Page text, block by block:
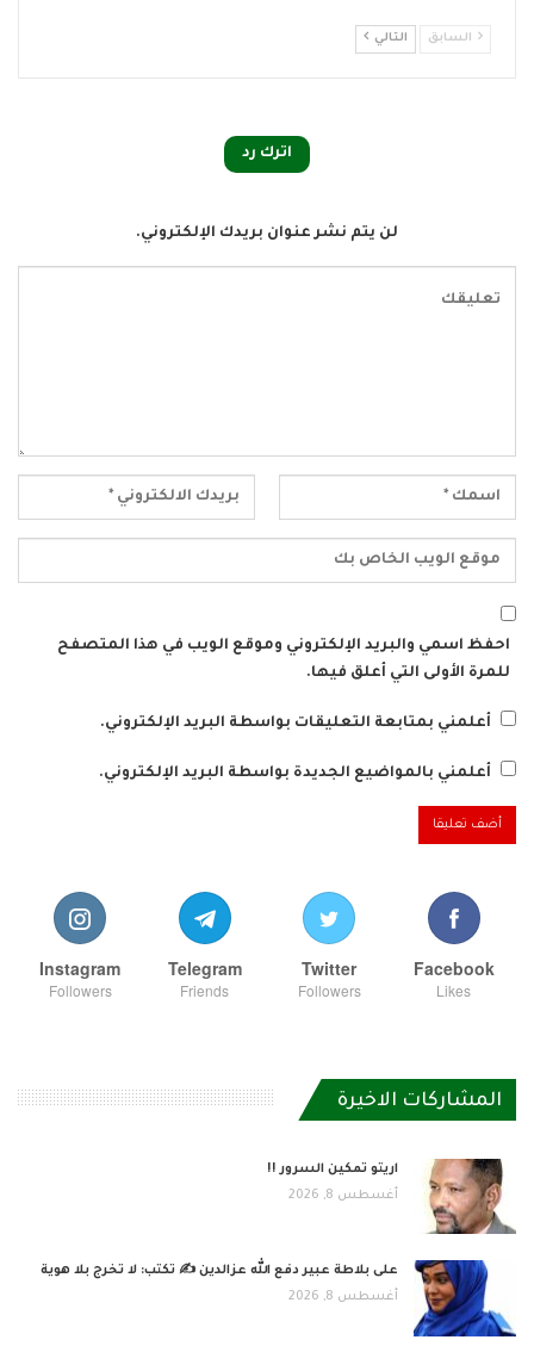
السابق التالي
اترك رد
لن يتم نشر عنوان بريدك الإلكتروني.
احفظ اسمي والبريد الإلكتروني وموقع الويب في هذا المتصفح
للمرة الأولى التي أعلق فيها.
أعلمني بمتابعة التعليقات بواسطة البريد الإلكتروني.
أعلمني بالمواضيع الجديدة بواسطة البريد الإلكتروني.
Facebook
Likes
Twitter
Followers
Telegram
Friends
Instagram
Followers
المشاركات الاخيرة
اريتو تمكين السرور !!
أغسطس 8, 2026
على بلاطة عبير دفع الله عزالدين ✍️ تكتب: لا تخرج بلا هوية
أغسطس 8, 2026